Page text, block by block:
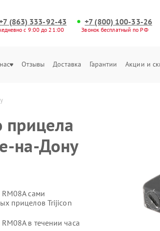
(863) 333-92-43
с 9:00 до 21:00
+7 (800) 100-33-26
Звонок бесплатный по РФ
Отзывы Доставка Гарантии Акции и
прицела
на-Дону
сами
прицелов Trijicon
в течении часа